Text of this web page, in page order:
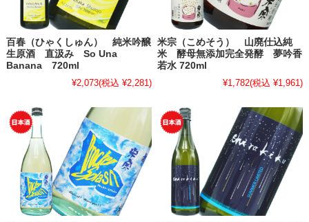
百春（ひゃくしゅん） 純米吟醸
生原酒 直汲み So Una
Banana 720ml
¥2,073(税込 ¥2,281)
米宗（こめそう） 山廃仕込純
米 酵母無添加完全発酵 夢吟香
若水 720ml
¥1,782(税込 ¥1,961)